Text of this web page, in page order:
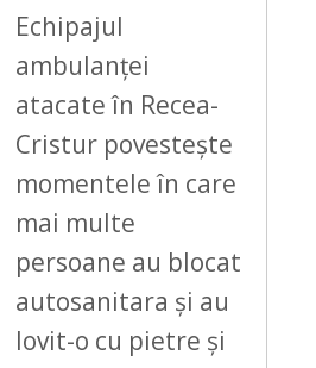
Echipajul
ambulanței
atacate în Recea-
Cristur povestește
momentele în care
mai multe
persoane au blocat
autosanitara și au
lovit-o cu pietre și